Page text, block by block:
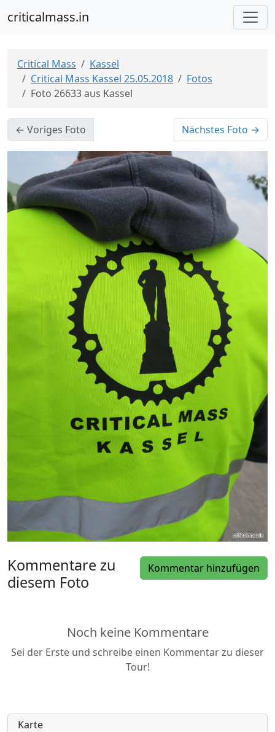
criticalmass.in
Critical Mass
Kassel
Critical Mass Kassel 25.05.2018
Fotos
Foto 26633 aus Kassel
← Voriges Foto Nächstes Foto →
Kommentar hinzufügen
Kommentare zu
diesem Foto
Noch keine Kommentare
Sei der Erste und schreibe einen Kommentar zu dieser
Tour!
Karte